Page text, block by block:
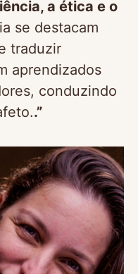
a ética e o
se destacam
traduzir
aprendizados
conduzindo
.”